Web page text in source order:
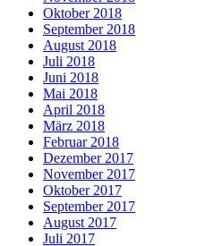
Oktober 2018
September 2018
August 2018
Juli 2018
Juni 2018
Mai 2018
April 2018
März 2018
Februar 2018
Dezember 2017
November 2017
Oktober 2017
September 2017
August 2017
Juli 2017